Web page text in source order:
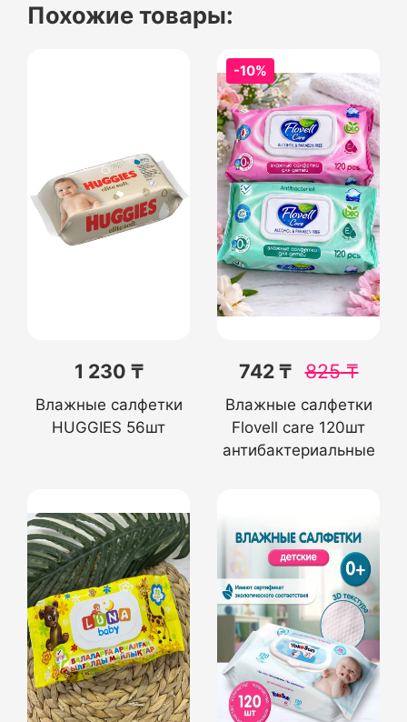
Похожие товары:
1 230 ₸
Влажные салфетки
HUGGIES 56шт
-10%
742 ₸ 825₸
Влажные салфетки
Flovell care 120шт
антибактериальные